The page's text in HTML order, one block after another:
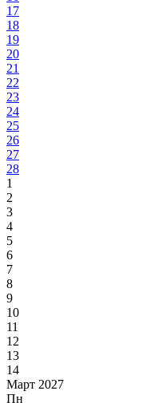
17
18
19
20
21
22
23
24
25
26
27
28
1
2
3
4
5
6
7
8
9
10
11
12
13
14
Март 2027
Пн